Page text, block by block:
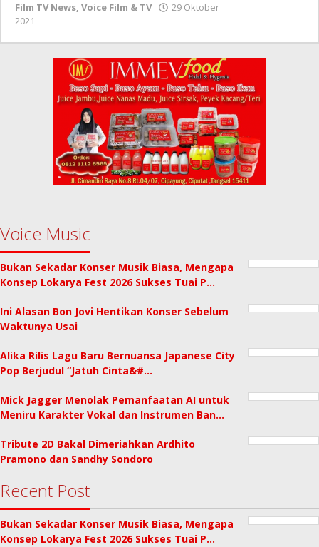
Film TV News, Voice Film & TV
29 Oktober
2021
Voice Music
Bukan Sekadar Konser Musik Biasa, Mengapa
Konsep Lokarya Fest 2026 Sukses Tuai P…
Ini Alasan Bon Jovi Hentikan Konser Sebelum
Waktunya Usai
Alika Rilis Lagu Baru Bernuansa Japanese City
Pop Berjudul “Jatuh Cinta&#…
Mick Jagger Menolak Pemanfaatan AI untuk
Meniru Karakter Vokal dan Instrumen Ban…
Tribute 2D Bakal Dimeriahkan Ardhito
Pramono dan Sandhy Sondoro
Recent Post
Bukan Sekadar Konser Musik Biasa, Mengapa
Konsep Lokarya Fest 2026 Sukses Tuai P…